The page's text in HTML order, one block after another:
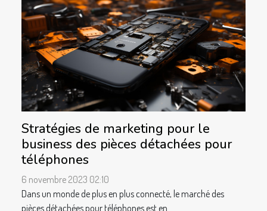
Stratégies de marketing pour le
business des pièces détachées pour
téléphones
6 novembre 2023 02:10
Dans un monde de plus en plus connecté, le marché des
pièces détachées pour téléphones est en...